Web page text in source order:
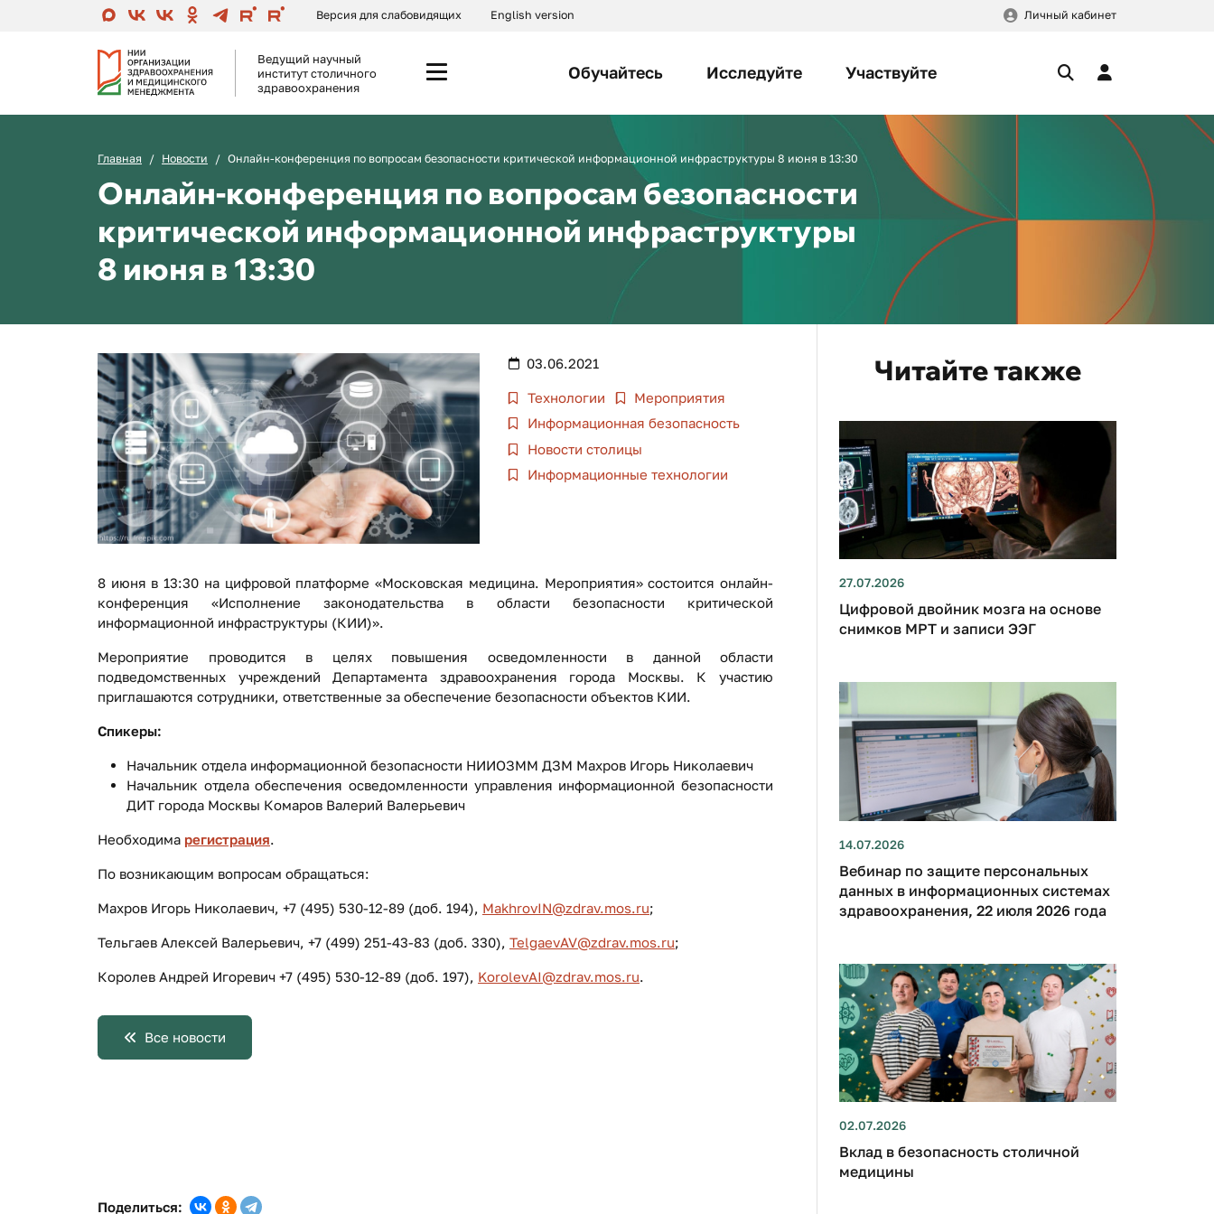
Версия для слабовидящих English version Личный кабинет
Ведущий научный
институт столичного
здравоохранения
Обучайтесь Исследуйте Участвуйте
Главная Новости Онлайн-конференция по вопросам безопасности критической информационной инфраструктуры 8 июня в 13:30
Онлайн-конференция по вопросам безопасности
критической информационной инфраструктуры
8 июня в 13:30
03.06.2021
Технологии
Мероприятия
Информационная безопасность
Новости столицы
Информационные технологии
8 июня в 13:30 на цифровой платформе «Московская медицина. Мероприятия» состоится онлайн-
конференция «Исполнение законодательства в области безопасности критической
информационной инфраструктуры (КИИ)».
Мероприятие проводится в целях повышения осведомленности в данной области
подведомственных учреждений Департамента здравоохранения города Москвы. К участию
приглашаются сотрудники, ответственные за обеспечение безопасности объектов КИИ.
Спикеры:
Начальник отдела информационной безопасности НИИОЗММ ДЗМ Махров Игорь Николаевич
Начальник отдела обеспечения осведомленности управления информационной безопасности
ДИТ города Москвы Комаров Валерий Валерьевич
Необходима регистрация.
По возникающим вопросам обращаться:
Махров Игорь Николаевич, +7 (495) 530-12-89 (доб. 194), MakhrovIN@zdrav.mos.ru;
Тельгаев Алексей Валерьевич, +7 (499) 251-43-83 (доб. 330), TelgaevAV@zdrav.mos.ru;
Королев Андрей Игоревич +7 (495) 530-12-89 (доб. 197), KorolevAI@zdrav.mos.ru.
Все новости
Поделиться:
Читайте также
27.07.2026
Цифровой двойник мозга на основе
снимков МРТ и записи ЭЭГ
14.07.2026
Вебинар по защите персональных
данных в информационных системах
здравоохранения, 22 июля 2026 года
02.07.2026
Вклад в безопасность столичной
медицины